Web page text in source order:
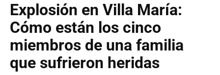
Explosión en Villa María:
Cómo están los cinco
miembros de una familia
que sufrieron heridas